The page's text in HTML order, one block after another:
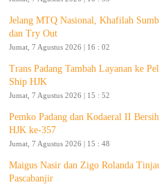
Jelang MTQ Nasional, Khafilah
dan Try Out
Jumat, 7 Agustus 2026 | 16 : 02
Trans Padang Tambah Layanan ke
Ship HJK
Jumat, 7 Agustus 2026 | 15 : 52
Pemko Padang dan Kodaeral II
HJK ke-357
Jumat, 7 Agustus 2026 | 15 : 48
Maigus Nasir dan Zigo Rolanda
Pascabanjir